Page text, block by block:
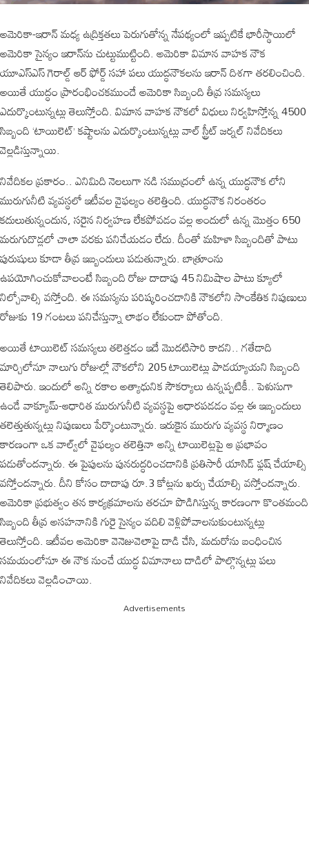
అమెరికా-ఇరాన్‌ మధ్య ఉద్రిక్తతలు పెరుగుతోన్న నేపథ్యంలో ఇప్పటికే భారీస్థాయిలో
అమెరికా సైన్యం ఇరాన్‌ను చుట్టుముట్టింది. అమెరికా విమాన వాహక నౌక
యూఎస్‌ఎస్‌ గెరాల్డ్ ఆర్ ఫోర్డ్ సహా పలు యుద్ధనౌకలను ఇరాన్‌ దిశగా తరలించింది.
అయితే యుద్ధం ప్రారంభించకముందే అమెరికా సిబ్బంది తీవ్ర సమస్యలు
ఎదుర్కొంటున్నట్లు తెలుస్తోంది. విమాన వాహక నౌకలో విధులు నిర్వహిస్తోన్న 4500
సిబ్బంది ‘టాయిలెట్‌’ కష్టాలను ఎదుర్కొంటున్నట్లు వాల్ స్ట్రీట్ జర్నల్‌ నివేదికలు
వెల్లడిస్తున్నాయి.
నివేదికల ప్రకారం.. ఎనిమిది నెలలుగా నడి సముద్రంలో ఉన్న యుద్ధనౌక లోని
మురుగునీటి వ్యవస్థలో ఇటీవల వైఫల్యం తలెత్తింది. యుద్ధనౌక నిరంతరం
కదులుతున్నందున, సరైన నిర్వహణ లేకపోవడం వల్ల అందులో ఉన్న మొత్తం 650
మరుగుదొడ్లలో చాలా వరకు పనిచేయడం లేదు. దీంతో మహిళా సిబ్బందితో పాటు
పురుషులు కూడా తీవ్ర ఇబ్బందులు పడుతున్నారు. బాత్రూంను
ఉపయోగించుకోవాలంటే సిబ్బంది రోజు దాదాపు 45 నిమిషాల పాటు క్యూలో
నిల్చోవాల్సి వస్తోంది. ఈ సమస్యను పరిష్కరించడానికి నౌకలోని సాంకేతిక నిపుణులు
రోజుకు 19 గంటలు పనిచేస్తున్నా లాభం లేకుండా పోతోంది.
అయితే టాయిలెట్‌ సమస్యలు తలెత్తడం ఇదే మొదటిసారి కాదని.. గతేడాది
మార్చిలోనూ నాలుగు రోజుల్లో నౌకలోని 205 టాయిలెట్లు పాడయ్యాయని సిబ్బంది
తెలిపారు. ఇందులో అన్ని రకాల అత్యాధునిక సౌకర్యాలు ఉన్నప్పటికీ.. పెళుసుగా
ఉండే వాక్యూమ్-ఆధారిత మురుగునీటి వ్యవస్థపై ఆధారపడడం వల్ల ఈ ఇబ్బందులు
తలెత్తుతున్నట్లు నిపుణులు పేర్కొంటున్నారు. ఇరుకైన మురుగు వ్యవస్థ నిర్మాణం
కారణంగా ఒక వాల్వ్‌లో వైఫల్యం తలెత్తినా అన్ని టాయిలెట్లపై ఆ ప్రభావం
పడుతోందన్నారు. ఈ పైపులను పునరుద్ధరించడానికి ప్రతిసారీ యాసిడ్ ఫ్లష్ చేయాల్సి
వస్తోందన్నారు. దీని కోసం దాదాపు రూ.3 కోట్లను ఖర్చు చేయాల్సి వస్తోందన్నారు.
అమెరికా ప్రభుత్వం తన కార్యక్రమాలను తరచూ పొడిగిస్తున్న కారణంగా కొంతమంది
సిబ్బంది తీవ్ర అసహనానికి గురై సైన్యం వదిలి వెళ్లిపోవాలనుకుంటున్నట్లు
తెలుస్తోంది. ఇటీవల అమెరికా వెనెజువెలాపై దాడి చేసి, మదురోను బంధించిన
సమయంలోనూ ఈ నౌక నుంచే యుద్ధ విమానాలు దాడిలో పాల్గొన్నట్లు పలు
నివేదికలు వెల్లడించాయి.
Advertisements